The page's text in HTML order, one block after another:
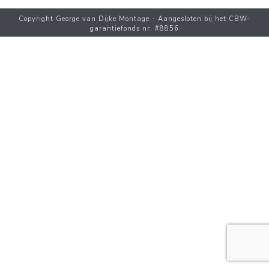
Copyright George van Dijke Montage - Aangesloten bij het CBW-
garantiefonds nr. #8856